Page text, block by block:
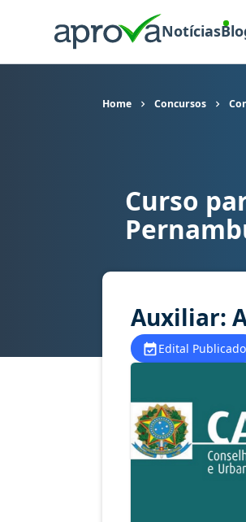
Notícias
Home Concursos
Curso para concurso
Curso
Auxiliar:
Edital Publicado